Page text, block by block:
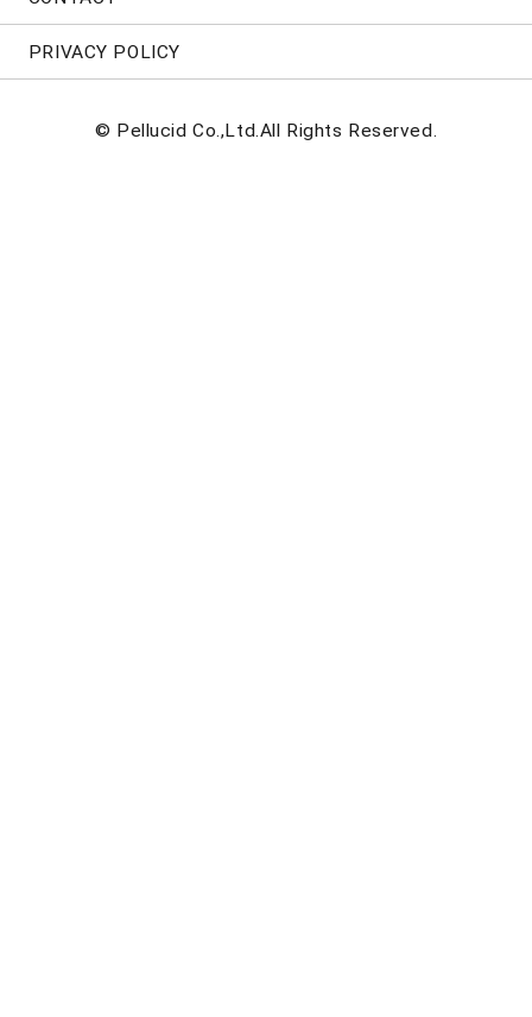
PRIVACY POLICY
© Pellucid Co.,Ltd.All Rights Reserved.